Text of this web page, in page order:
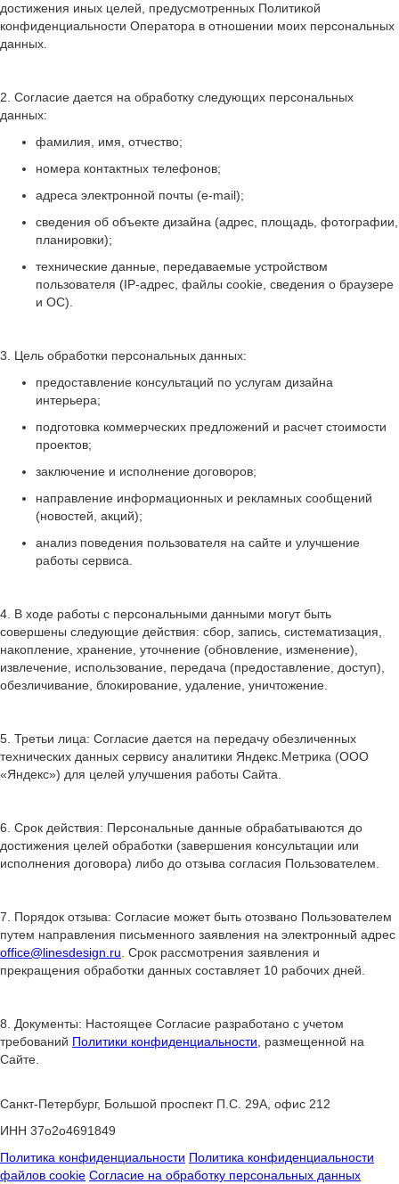
достижения иных целей, предусмотренных Политикой
конфиденциальности Оператора в отношении моих персональных
данных.
2. Согласие дается на обработку следующих персональных
данных:
фамилия, имя, отчество;
номера контактных телефонов;
адреса электронной почты (e-mail);
сведения об объекте дизайна (адрес, площадь, фотографии,
планировки);
технические данные, передаваемые устройством
пользователя (IP-адрес, файлы cookie, сведения о браузере
и ОС).
3. Цель обработки персональных данных:
предоставление консультаций по услугам дизайна
интерьера;
подготовка коммерческих предложений и расчет стоимости
проектов;
заключение и исполнение договоров;
направление информационных и рекламных сообщений
(новостей, акций);
анализ поведения пользователя на сайте и улучшение
работы сервиса.
4. В ходе работы с персональными данными могут быть
совершены следующие действия: сбор, запись, систематизация,
накопление, хранение, уточнение (обновление, изменение),
извлечение, использование, передача (предоставление, доступ),
обезличивание, блокирование, удаление, уничтожение.
5. Третьи лица: Согласие дается на передачу обезличенных
технических данных сервису аналитики Яндекс.Метрика (ООО
«Яндекс») для целей улучшения работы Сайта.
6. Срок действия: Персональные данные обрабатываются до
достижения целей обработки (завершения консультации или
исполнения договора) либо до отзыва согласия Пользователем.
7. Порядок отзыва: Согласие может быть отозвано Пользователем
путем направления письменного заявления на электронный адрес
office@linesdesign.ru . Срок рассмотрения заявления и
прекращения обработки данных составляет 10 рабочих дней.
8. Документы: Настоящее Согласие разработано с учетом
требований Политики конфиденциальности , размещенной на
Сайте.
Санкт-Петербург, Большой проспект П.С. 29А, офис 212
ИНН 37o2o4691849
Политика конфиденциальности Политика конфиденциальности
файлов cookie Согласие на обработку персональных данных